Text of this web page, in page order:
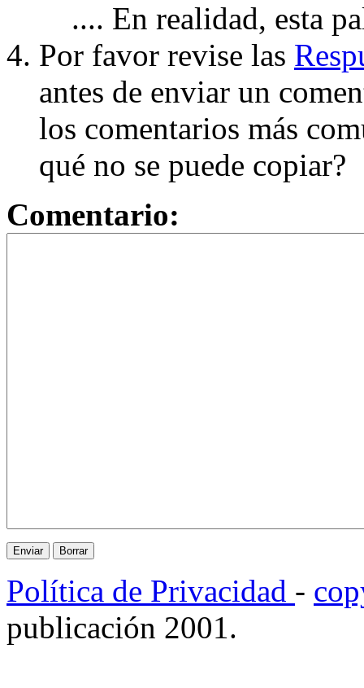
.... En realidad, esta
Por favor revise las
antes de enviar un
los comentarios más
qué no se puede copiar?
Comentario:
Política de Privacidad -
publicación 2001.